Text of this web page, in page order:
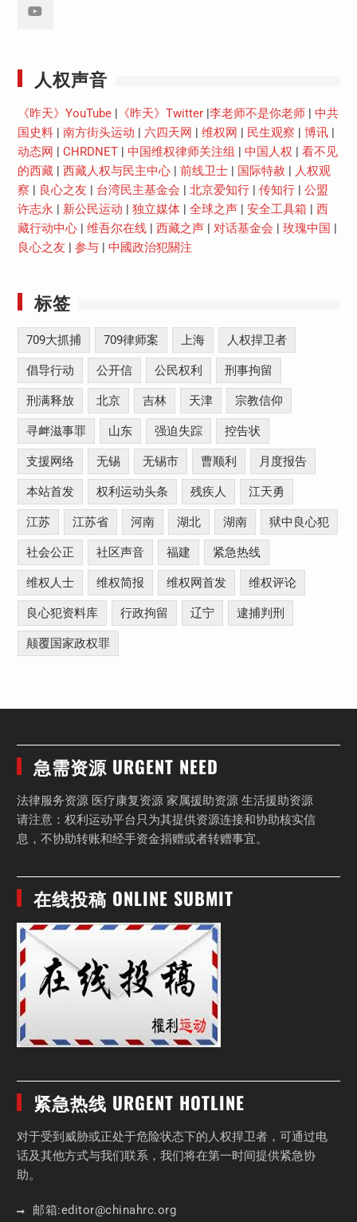
人权声音
《昨天》YouTube| 《昨天》Twitter|李老师不是你老师| 中共
国史料| 南方街头运动 | 六四天网 | 维权网 | 民生观察 | 博讯|
动态网 | CHRDNET| 中国维权律师关注组 | 中国人权 | 看不见
的西藏| 西藏人权与民主中心| 前线卫士| 国际特赦 | 人权观
察 | 良心之友 | 台湾民主基金会 | 北京爱知行| 传知行| 公盟
许志永 | 新公民运动 | 独立媒体| 全球之声| 安全工具箱 | 西
藏行动中心| 维吾尔在线| 西藏之声| 对话基金会 | 玫瑰中国 |
良心之友 | 参与| 中國政治犯關注
标签
709大抓捕 709律师案 上海 人权捍卫者
倡导行动 公开信 公民权利 刑事拘留
刑满释放 北京 吉林 天津 宗教信仰
寻衅滋事罪 山东 强迫失踪 控告状
支援网络 无锡 无锡市 曹顺利 月度报告
本站首发 权利运动头条 残疾人 江天勇
江苏 江苏省 河南 湖北 湖南 狱中良心犯
社会公正 社区声音 福建 紧急热线
维权人士 维权简报 维权网首发 维权评论
良心犯资料库 行政拘留 辽宁 逮捕判刑
颠覆国家政权罪
急需资源 URGENT NEED
法律服务资源 医疗康复资源 家属援助资源 生活援助资源
请注意：权利运动平台只为其提供资源连接和协助核实信
息，不协助转账和经手资金捐赠或者转赠事宜。
在线投稿 ONLINE SUBMIT
紧急热线 URGENT HOTLINE
对于受到威胁或正处于危险状态下的人权捍卫者，可通过电
话及其他方式与我们联系，我们将在第一时间提供紧急协
助。
邮箱:editor@chinahrc.org